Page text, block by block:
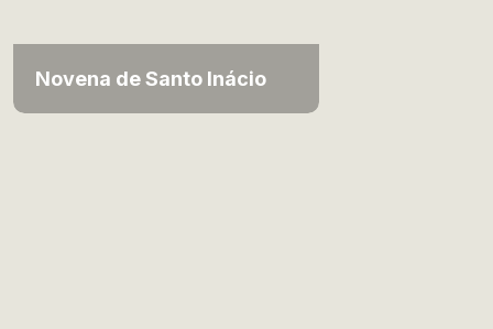
Novena de Santo Inácio